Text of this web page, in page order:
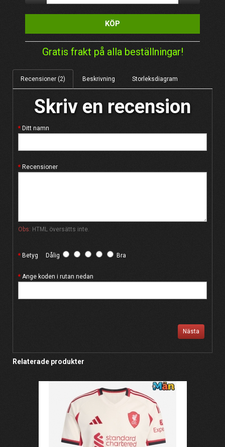
KÖP
Gratis frakt på alla beställningar!
Recensioner (2) Beskrivning Storleksdiagram
Skriv en recension
Ditt namn
Recensioner
Obs: HTML översätts inte.
Betyg Dålig Bra
Ange koden i rutan nedan
Nästa
Relaterade produkter